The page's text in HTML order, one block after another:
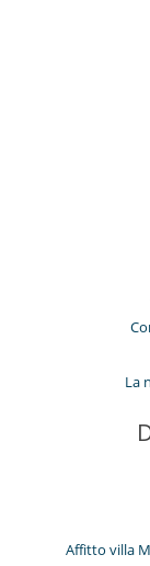
La
Affitto villa